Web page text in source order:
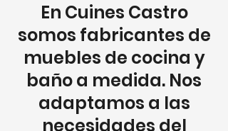
En Cuines Castro
somos fabricantes de
muebles de cocina y
baño a medida. Nos
adaptamos a las
necesidades del